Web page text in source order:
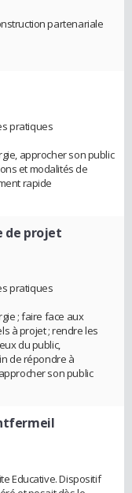
partenariale
pratiques
approcher son public
et modalités de
rapide
de projet
pratiques
; faire face aux
à projet ; rendre les
du public,
de répondre à
son public
Educative. Dispositif